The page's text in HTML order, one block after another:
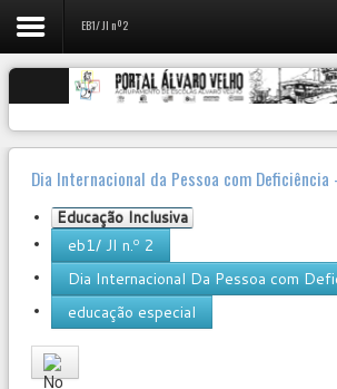
EB1/ JI nº2
Dia Internacional da Pessoa com
Educação Inclusiva
eb1/ JI n.º 2
Dia Internacional Da Pessoa com
educação especial
Rating: